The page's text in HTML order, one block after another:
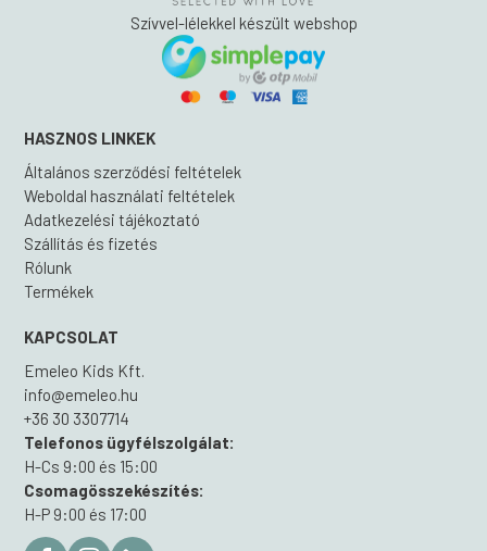
Szívvel-lélekkel készült webshop
HASZNOS LINKEK
Általános szerződési feltételek
Weboldal használati feltételek
Adatkezelési tájékoztató
Szállítás és fizetés
Rólunk
Termékek
KAPCSOLAT
Emeleo Kids Kft.
info@emeleo.hu
+36 30 3307714
Telefonos ügyfélszolgálat:
H-Cs 9:00 és 15:00
Csomagösszekészítés:
H-P 9:00 és 17:00